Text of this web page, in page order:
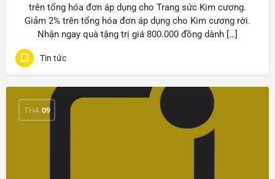
trên tổng hóa đơn áp dụng cho Trang sức Kim cương.
Giảm 2% trên tổng hóa đơn áp dụng cho Kim cương rời.
Nhận ngay quà tặng trị giá 800.000 đồng dành […]
Tin tức
TH4 09